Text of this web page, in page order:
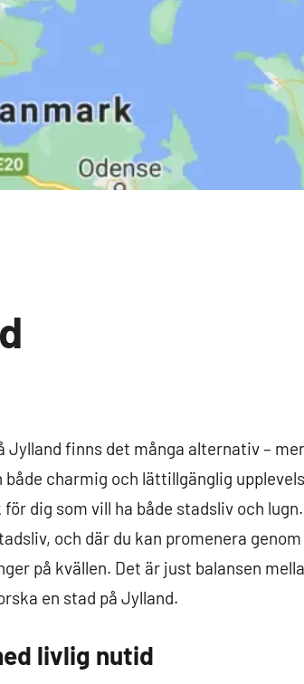
finns det många alternativ –
charmig och lättillgänglig
dig som vill ha både stadsliv och
och där du kan promenera
på kvällen. Det är just balansen
en stad på Jylland.
livlig nutid